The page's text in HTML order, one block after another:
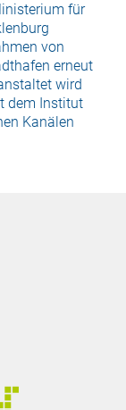
für
von
erneut
wird
dem Institut
Kanälen